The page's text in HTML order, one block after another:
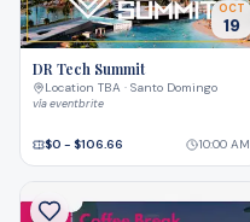
OCT
19
DR Tech Summit
Location TBA · Santo Domingo
víaeventbrite
$0 - $106.66 10:00 AM